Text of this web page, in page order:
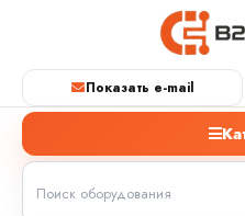
Показать e-mail